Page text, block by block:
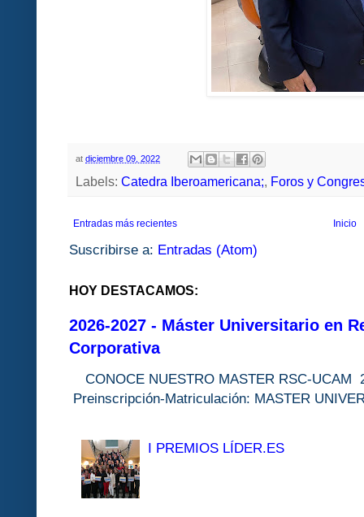
at diciembre 09, 2022
Labels: Catedra Iberoamericana;, Foros y
Entradas más recientes Inicio
Suscribirse a: Entradas (Atom)
HOY DESTACAMOS:
2026-2027 - Máster Universitario en
Corporativa
CONOCE NUESTRO MASTER
Preinscripción-Matriculación: MASTER
I PREMIOS LÍDER.ES